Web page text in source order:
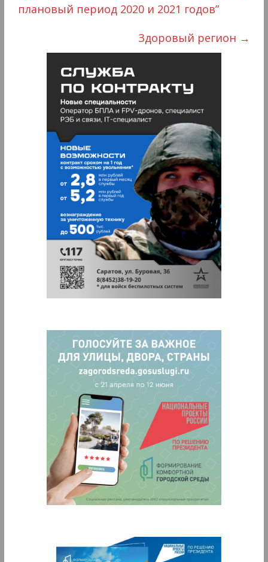
плановый период 2020 и 2021 годов”
Здоровый регион →